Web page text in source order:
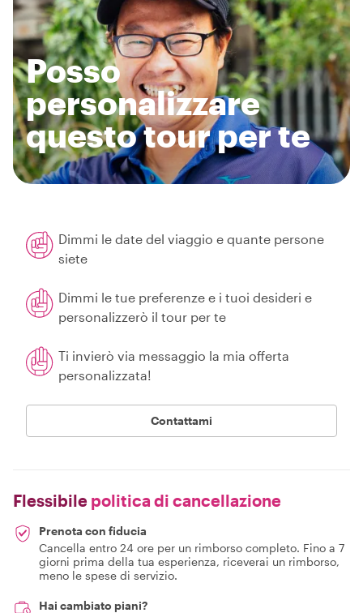
Posso
personalizzare
questo tour per te
Dimmi le date del viaggio e quante persone
siete
Dimmi le tue preferenze e i tuoi desideri e
personalizzerò il tour per te
Ti invierò via messaggio la mia offerta
personalizzata!
Contattami
Flessibile politica di cancellazione
Prenota con fiducia
Cancella entro 24 ore per un rimborso completo. Fino a 7
giorni prima della tua esperienza, riceverai un rimborso,
meno le spese di servizio.
Hai cambiato piani?